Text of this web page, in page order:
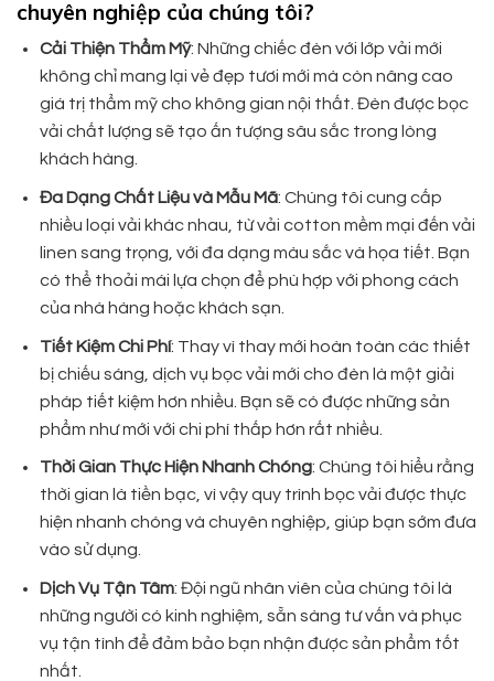
chuyên nghiệp của chúng tôi?
Cải Thiện Thẩm Mỹ: Những chiếc đèn với lớp vải mới
không chỉ mang lại vẻ đẹp tươi mới mà còn nâng cao
giá trị thẩm mỹ cho không gian nội thất. Đèn được bọc
vải chất lượng sẽ tạo ấn tượng sâu sắc trong lòng
khách hàng.
Đa Dạng Chất Liệu và Mẫu Mã: Chúng tôi cung cấp
nhiều loại vải khác nhau, từ vải cotton mềm mại đến vải
linen sang trọng, với đa dạng màu sắc và họa tiết. Bạn
có thể thoải mái lựa chọn để phù hợp với phong cách
của nhà hàng hoặc khách sạn.
Tiết Kiệm Chi Phí: Thay vì thay mới hoàn toàn các thiết
bị chiếu sáng, dịch vụ bọc vải mới cho đèn là một giải
pháp tiết kiệm hơn nhiều. Bạn sẽ có được những sản
phẩm như mới với chi phí thấp hơn rất nhiều.
Thời Gian Thực Hiện Nhanh Chóng: Chúng tôi hiểu rằng
thời gian là tiền bạc, vì vậy quy trình bọc vải được thực
hiện nhanh chóng và chuyên nghiệp, giúp bạn sớm đưa
vào sử dụng.
Dịch Vụ Tận Tâm: Đội ngũ nhân viên của chúng tôi là
những người có kinh nghiệm, sẵn sàng tư vấn và phục
vụ tận tình để đảm bảo bạn nhận được sản phẩm tốt
nhất.